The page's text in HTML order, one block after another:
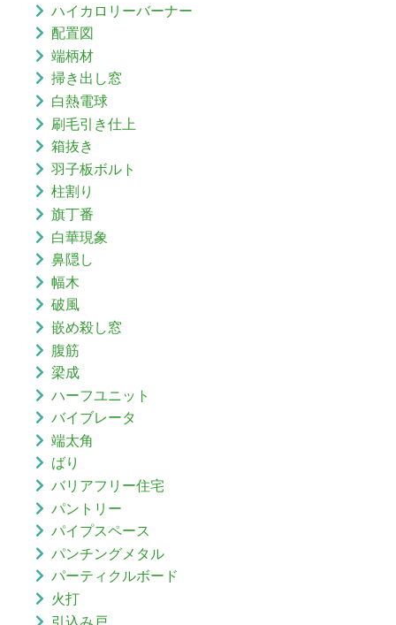
ハイカロリーバーナー
配置図
端柄材
掃き出し窓
白熱電球
刷毛引き仕上
箱抜き
羽子板ボルト
柱割り
旗丁番
白華現象
鼻隠し
幅木
破風
嵌め殺し窓
腹筋
梁成
ハーフユニット
バイブレータ
端太角
ばり
バリアフリー住宅
パントリー
パイプスペース
パンチングメタル
パーティクルボード
火打
引込み戸